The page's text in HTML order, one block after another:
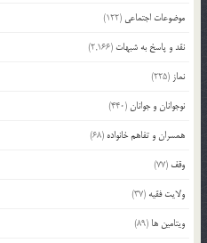
موضوعات اجتماعی (122)
نقد و پاسخ به شبهات (2,166)
نماز (225)
نوجوانان و جوانان(440)
همسران و تفاهم خانواده (68)
وقف (77)
ولایت فقیه (37)
ویتامین ها (89)